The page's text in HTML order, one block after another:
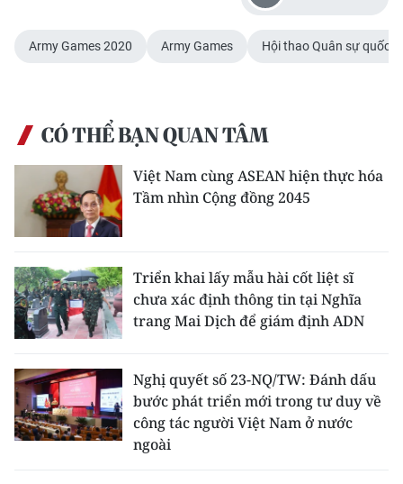
Army Games 2020 Army Games Hội thao Quân sự quốc tế
CÓ THỂ BẠN QUAN TÂM
Việt Nam cùng ASEAN hiện thực hóa
Tầm nhìn Cộng đồng 2045
Triển khai lấy mẫu hài cốt liệt sĩ
chưa xác định thông tin tại Nghĩa
trang Mai Dịch để giám định ADN
Nghị quyết số 23-NQ/TW: Đánh dấu
bước phát triển mới trong tư duy về
công tác người Việt Nam ở nước
ngoài